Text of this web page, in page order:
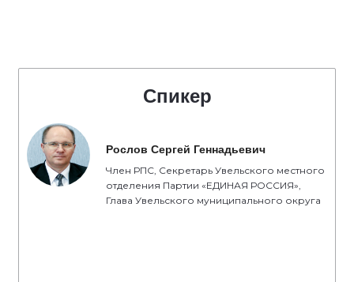
Спикер
Рослов Сергей Геннадьевич
Член РПС, Секретарь Увельского местного
отделения Партии «ЕДИНАЯ РОССИЯ»,
Глава Увельского муниципального округа